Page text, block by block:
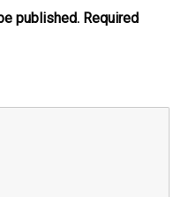
published. Required